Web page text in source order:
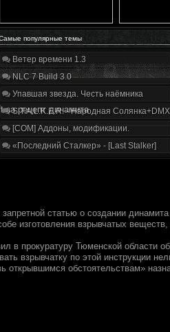
популярные темы
и сюжет | Разбор трейлера
и отвага
Ветер времени 1.3
NLC 7 Build 3.0
Упавшая звезда. Честь наёмника
S.T.A.L.K.E.R. - Народная
[COM] Аддоны, модификации.
«Последний Сталкер» - [Last Stalker]
за рецепт динамита
статью о создании
изготовления взрывчатых
в прокуратуру Тюменской области
взрывчатку по этой инструкции
открывшимся обстоятельствам»